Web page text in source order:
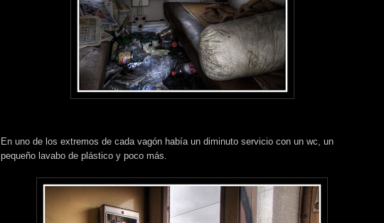
En uno de los extremos de cada vagón había un diminuto servicio con un wc, un
pequeño lavabo de plástico y poco más.